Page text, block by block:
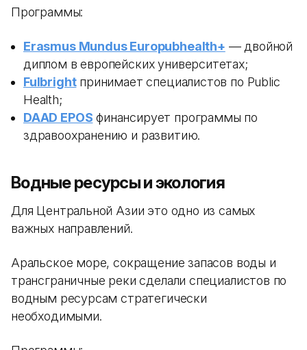
Программы:
Erasmus Mundus Europubhealth+ — двойной
диплом в европейских университетах;
Fulbrightпринимает специалистов по Public
Health;
DAAD EPOS финансирует программы по
здравоохранению и развитию.
Водные ресурсы и экология
Для Центральной Азии это одно из самых
важных направлений.
Аральское море, сокращение запасов воды и
трансграничные реки сделали специалистов по
водным ресурсам стратегически
необходимыми.